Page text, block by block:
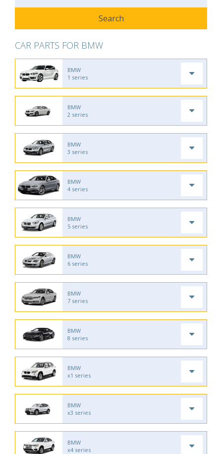
CAR PARTS FOR BMW
BMW
1 series
BMW
2 series
BMW
3 series
BMW
4 series
BMW
5 series
BMW
6 series
BMW
7 series
BMW
8 series
BMW
x1 series
BMW
x3 series
BMW
x4 series